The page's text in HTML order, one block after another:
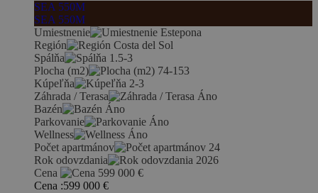
SEA 550M
SEA 550M
Umiestnenie
Estepona
Región
Costa del Sol
Spálňa
1.5-3
Plocha (m2)
74-153
Kúpeľňa
2-3
Záhrada / Terasa
Áno
Bazén
Áno
Parkovanie
Áno
Wellness
Áno
Počet apartmánov
24
Rok odovzdania
2026
Cena
599 000 €
Cena :599 000 €